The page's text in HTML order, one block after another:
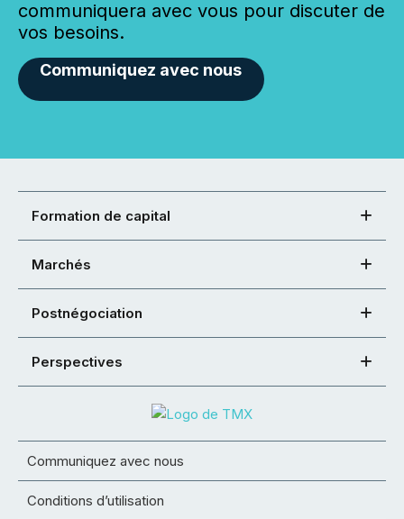
communiquera avec vous pour discuter de
vos besoins.
Communiquez avec nous
Formation de capital
Marchés
Postnégociation
Perspectives
Communiquez avec nous
Conditions d’utilisation